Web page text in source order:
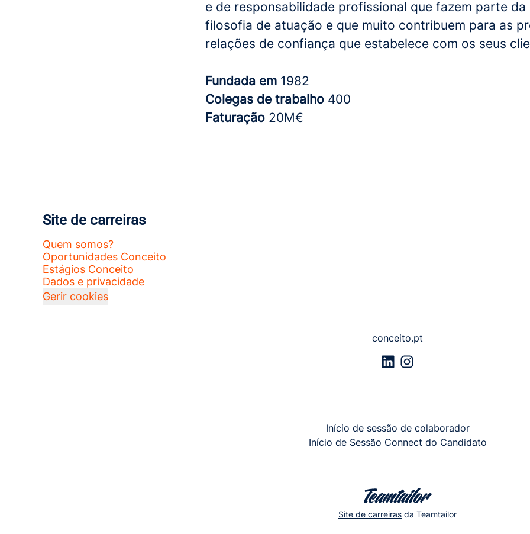
e de responsabilidade profissional que fazem parte da
filosofia de atuação e que muito contribuem para as
relações de confiança que estabelece com os seus
Fundada em 1982
Colegas de trabalho 400
Faturação 20M€
Site de carreiras
Quem somos?
Oportunidades Conceito
Estágios Conceito
Dados e privacidade
Gerir cookies
conceito.pt
Início de sessão de colaborador
Início de Sessão Connect do Candidato
Site de carreiras da Teamtailor